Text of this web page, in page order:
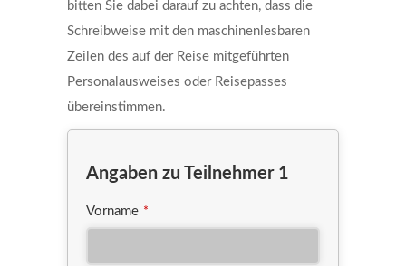
bitten Sie dabei darauf zu achten, dass die
Schreibweise mit den maschinenlesbaren
Zeilen des auf der Reise mitgeführten
Personalausweises oder Reisepasses
übereinstimmen.
Angaben zu Teilnehmer 1
Vorname *